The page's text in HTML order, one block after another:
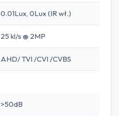
0.01Lux, 0Lux (IR wł.)
25 kl/s @ 2MP
AHD/ TVI /CVI /CVBS
>50dB